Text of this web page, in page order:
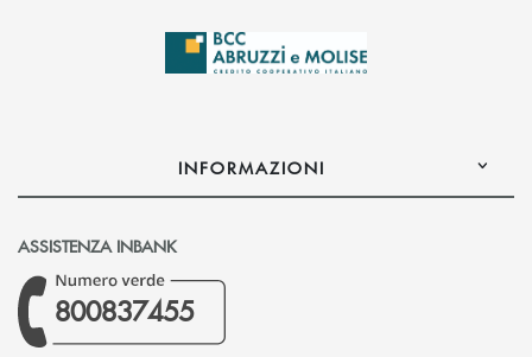
INFORMAZIONI
ASSISTENZA INBANK
800837455